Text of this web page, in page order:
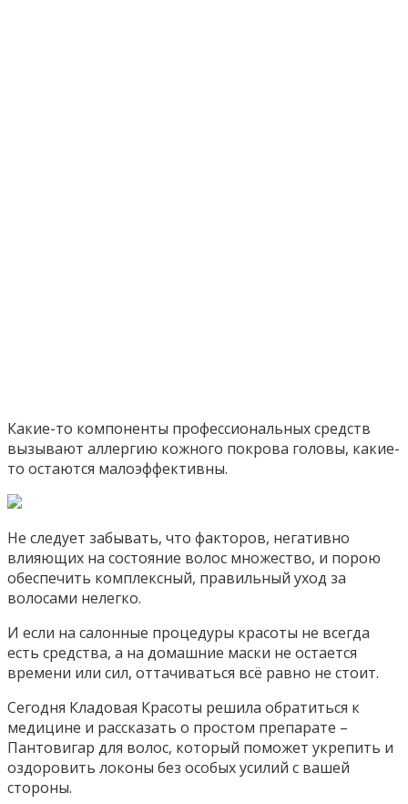
Какие-то компоненты профессиональных средств
вызывают аллергию кожного покрова головы, какие-
то остаются малоэффективны.
Не следует забывать, что факторов, негативно
влияющих на состояние волос множество, и порою
обеспечить комплексный, правильный уход за
волосами нелегко.
И если на салонные процедуры красоты не всегда
есть средства, а на домашние маски не остается
времени или сил, оттачиваться всё равно не стоит.
Сегодня Кладовая Красоты решила обратиться к
медицине и рассказать о простом препарате –
Пантовигар для волос, который поможет укрепить и
оздоровить локоны без особых усилий с вашей
стороны.